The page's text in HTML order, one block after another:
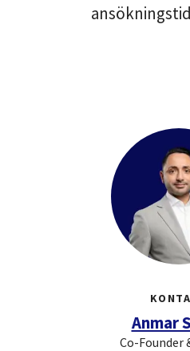
Anmar
Co-Founder